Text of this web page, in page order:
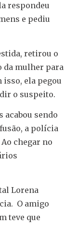
respondeu
e pediu
retirou o
da mulher para
isso, ela pegou
o suspeito.
acabou sendo
a polícia
chegar no
Lorena
O amigo
teve que